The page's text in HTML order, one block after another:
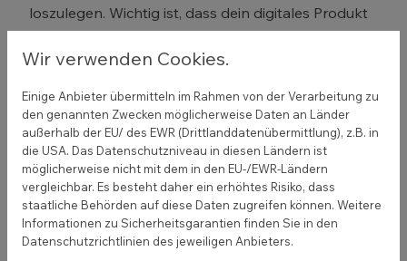
loszulegen. Wichtig ist, dass dein digitales Produkt
ein konkretes Problem löst. Es muss einen
Mehrwert für den Käufer haben. Die Zielgruppe
interessiert sein und danach online suchen.
Andernfalls finden die Nutzer dein Angebot nicht.
Die Folge: Du wirst nicht nebenbei Geld verdienen.
Mögliche Themen für dein digitales Produkt:
Anleitungen für die Bewerbung, für Do-it-
Yourself Dekoration zur Hochzeit oder für das
Wir verwenden Cookies.
Einige Anbieter übermitteln im Rahmen von der Verarbeitung zu
den genannten Zwecken möglicherweise Daten an Länder
außerhalb der EU/ des EWR (Drittlanddatenübermittlung), z.B. in
die USA. Das Datenschutzniveau in diesen Ländern ist
möglicherweise nicht mit dem in den EU-/EWR-Ländern
vergleichbar. Es besteht daher ein erhöhtes Risiko, dass
staatliche Behörden auf diese Daten zugreifen können. Weitere
Informationen zu Sicherheitsgarantien finden Sie in den
Datenschutzrichtlinien des jeweiligen Anbieters.